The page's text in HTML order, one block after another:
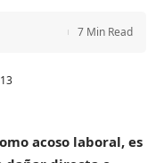
7 Min Read
acoso laboral, es